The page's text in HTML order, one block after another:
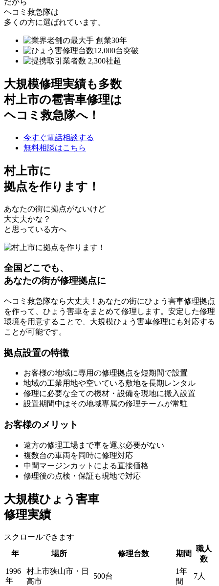
ヘコミ救急隊は
多くの方に選ばれています。
大規模修理実績も多数
村上市の雹害車修理は
ヘコミ救急隊へ！
今すぐ電話相談する
無料相談はこちら
村上市に
拠点を作ります！
あなたの街に拠点がないけど
大丈夫かな？
と思っている方へ
全国どこでも、
あなたの街が修理拠点に
ヘコミ救急隊なら大丈夫！あなたの街にひょう害車修理拠点
を作って、ひょう害車をまとめて修理します。安定した修理
環境を用意することで、大規模ひょう害車修理にも対応する
ことが可能です。
拠点設置の特徴
お客様の地域に専用の修理拠点を短期間で設置
地域の工業用地や空いている敷地を長期レンタル
修理に必要な全ての機材・設備を現地に搬入設置
設置期間中はその地域専属の修理チームが常駐
お客様のメリット
遠方の修理工場まで車を運ぶ必要がない
複数台の車両を同時に修理対応
中間マージンカットによる直接価格
修理後の点検・保証も現地で対応
大規模ひょう害車
修理実績
スクロールできます
年
場所 修理台数 期間
職人
数
1996
年
村上市狭山市・日
高市
500台
1年
間
7人